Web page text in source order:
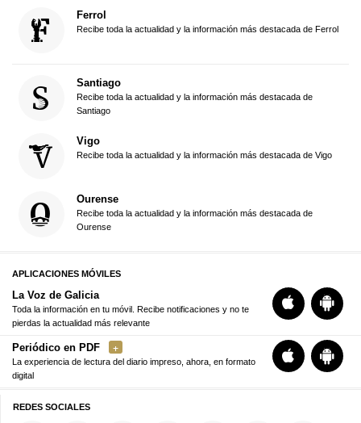
Ferrol
Recibe toda la actualidad y la información más destacada de Ferrol
Santiago
Recibe toda la actualidad y la información más destacada de
Santiago
Vigo
Recibe toda la actualidad y la información más destacada de Vigo
Ourense
Recibe toda la actualidad y la información más destacada de
Ourense
APLICACIONES MÓVILES
La Voz de Galicia
Toda la información en tu móvil. Recibe notificaciones y no te
pierdas la actualidad más relevante
Periódico en PDF
La experiencia de lectura del diario impreso, ahora, en formato
digital
REDES SOCIALES